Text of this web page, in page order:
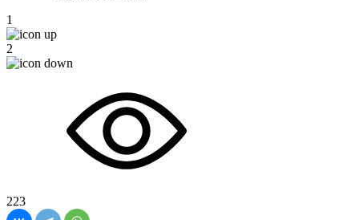
1
2
223